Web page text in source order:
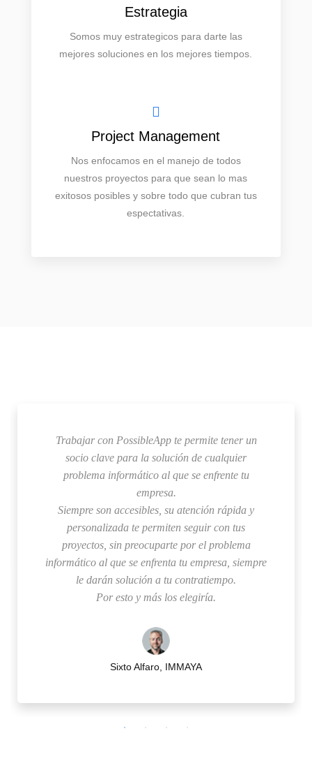
Estrategia
Somos muy estrategicos para darte las
mejores soluciones en los mejores tiempos.
Project Management
Nos enfocamos en el manejo de todos
nuestros proyectos para que sean lo mas
exitosos posibles y sobre todo que cubran tus
espectativas.
Trabajar con PossibleApp te permite tener un
socio clave para la solución de cualquier
problema informático al que se enfrente tu
empresa.
Siempre son accesibles, su atención rápida y
personalizada te permiten seguir con tus
proyectos, sin preocuparte por el problema
informático al que se enfrenta tu empresa, siempre
le darán solución a tu contratiempo.
Por esto y más los elegiría.
Sixto Alfaro, IMMAYA